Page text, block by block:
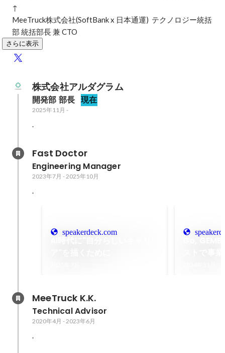
↑
MeeTruck株式会社(SoftBank x 日本通運)  テクノロジー統括
部 統括部長 兼 CTO
さらに表示
株式会社アルダグラム
開発部 部長 現在
2025年11月 -
.
Fast Doctor
Engineering Manager
2023年7月 -2025年10月
.
speakerdeck.com
MeeTruck K.K.
Technical Advisor
2020年4月 -2023年6月
.